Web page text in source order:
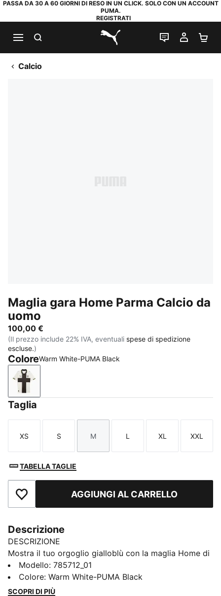
PASSA DA 30 A 60 GIORNI DI RESO IN UN CLICK. SOLO CON UN ACCOUNT
PUMA.
REGISTRATI
PUMA.com
CHAT IL MIO
Calcio
Maglia gara Home Parma Calcio da
uomo
100,00 €
(Il prezzo include 22% IVA, eventuali spese di spedizione
escluse.)
ColoreWarm White-PUMA Black
Taglia
Taglia
XS
Taglia
S
Taglia
M
Taglia
L
Taglia
XL
Taglia
XXL
TABELLA TAGLIE
Aggiungi ai PreferitiAGGIUNGI AL CARRELLO
Descrizione
DESCRIZIONE
Mostra il tuo orgoglio gialloblù con la maglia Home di
questa stagione. Con la sua base bianca e la storica
croce nera, è pensata per chi vuole portare i colori del
Parma con stile, dentro e fuori dallo stadio.
Modello: 785712_01
Colore: Warm White-PUMA Black
SCOPRI DI PIÙ